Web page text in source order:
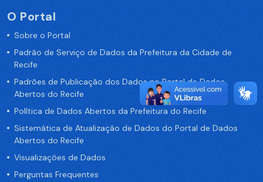
O Portal
Sobre o Portal
Padrão de Serviço de Dados da Prefeitura da Cidade de
Recife
Padrões de Publicação dos Dados no Portal de Dados
Abertos do Recife
Política de Dados Abertos da Prefeitura do Recife
Sistemática de Atualização de Dados do Portal de Dados
Abertos do Recife
Visualizações de Dados
Perguntas Frequentes